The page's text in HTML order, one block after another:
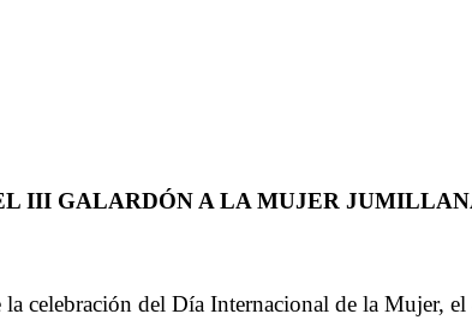
III GALARDÓN A LA MUJER
celebración del Día Internacional de la Mujer, el